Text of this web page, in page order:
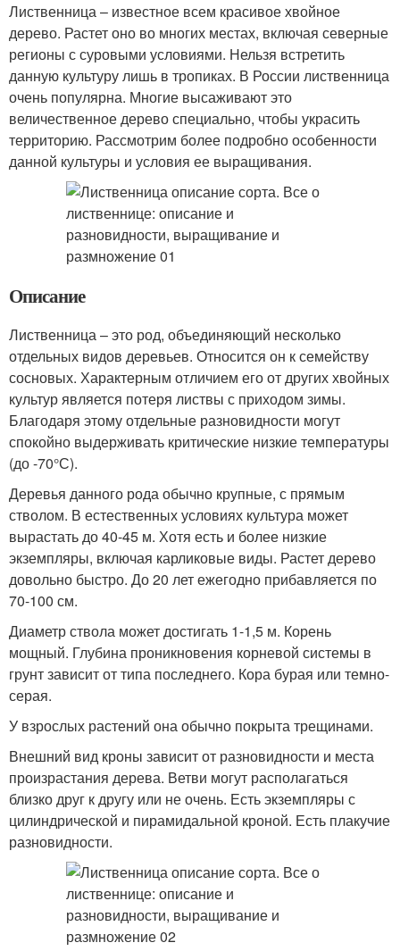
Лиственница – известное всем красивое хвойное
дерево. Растет оно во многих местах, включая северные
регионы с суровыми условиями. Нельзя встретить
данную культуру лишь в тропиках. В России лиственница
очень популярна. Многие высаживают это
величественное дерево специально, чтобы украсить
территорию. Рассмотрим более подробно особенности
данной культуры и условия ее выращивания.
Описание
Лиственница – это род, объединяющий несколько
отдельных видов деревьев. Относится он к семейству
сосновых. Характерным отличием его от других хвойных
культур является потеря листвы с приходом зимы.
Благодаря этому отдельные разновидности могут
спокойно выдерживать критические низкие температуры
(до -70°С).
Деревья данного рода обычно крупные, с прямым
стволом. В естественных условиях культура может
вырастать до 40-45 м. Хотя есть и более низкие
экземпляры, включая карликовые виды. Растет дерево
довольно быстро. До 20 лет ежегодно прибавляется по
70-100 см.
Диаметр ствола может достигать 1-1,5 м. Корень
мощный. Глубина проникновения корневой системы в
грунт зависит от типа последнего. Кора бурая или темно-
серая.
У взрослых растений она обычно покрыта трещинами.
Внешний вид кроны зависит от разновидности и места
произрастания дерева. Ветви могут располагаться
близко друг к другу или не очень. Есть экземпляры с
цилиндрической и пирамидальной кроной. Есть плакучие
разновидности.